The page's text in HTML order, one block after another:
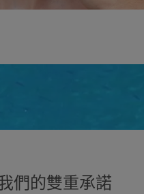
們的雙重承諾